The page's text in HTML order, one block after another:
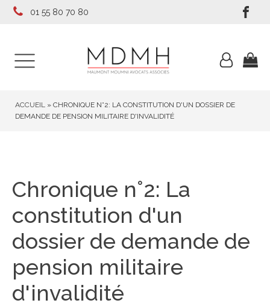
01 55 80 70 80
ACCUEIL » CHRONIQUE N°2: LA CONSTITUTION D'UN DOSSIER DE
DEMANDE DE PENSION MILITAIRE D'INVALIDITÉ
Chronique n°2: La
constitution d'un
dossier de demande de
pension militaire
d'invalidité